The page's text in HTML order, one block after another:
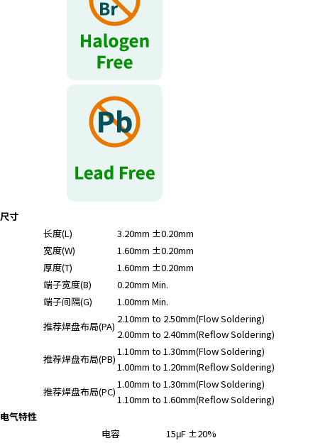
尺寸
长度(L)
3.20mm ±0.20mm
宽度(W)
1.60mm ±0.20mm
厚度(T)
1.60mm ±0.20mm
端子宽度(B)
0.20mm Min.
端子间隔(G)
1.00mm Min.
推荐焊盘布局(PA)
2.10mm to 2.50mm(Flow Soldering)
2.00mm to 2.40mm(Reflow Soldering)
推荐焊盘布局(PB)
1.10mm to 1.30mm(Flow Soldering)
1.00mm to 1.20mm(Reflow Soldering)
推荐焊盘布局(PC)
1.00mm to 1.30mm(Flow Soldering)
1.10mm to 1.60mm(Reflow Soldering)
电气特性
电容
15μF ±20%